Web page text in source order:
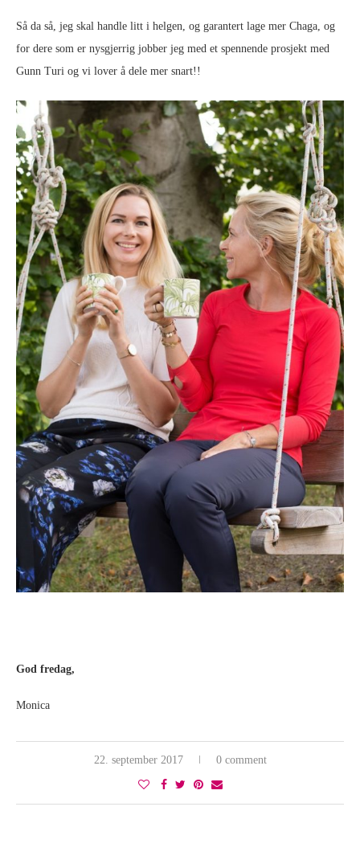
Så da så, jeg skal handle litt i helgen, og garantert lage mer Chaga, og
for dere som er nysgjerrig jobber jeg med et spennende prosjekt med
Gunn Turi og vi lover å dele mer snart!!
God fredag,
Monica
22. september 2017 0 comment